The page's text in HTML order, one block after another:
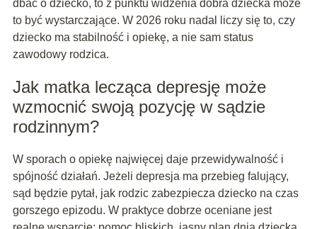
dbać o dziecko, to z punktu widzenia dobra dziecka może
to być wystarczające. W 2026 roku nadal liczy się to, czy
dziecko ma stabilność i opiekę, a nie sam status
zawodowy rodzica.
Jak matka lecząca depresję może
wzmocnić swoją pozycję w sądzie
rodzinnym?
W sporach o opiekę najwięcej daje przewidywalność i
spójność działań. Jeżeli depresja ma przebieg falujący,
sąd będzie pytał, jak rodzic zabezpiecza dziecko na czas
gorszego epizodu. W praktyce dobrze oceniane jest